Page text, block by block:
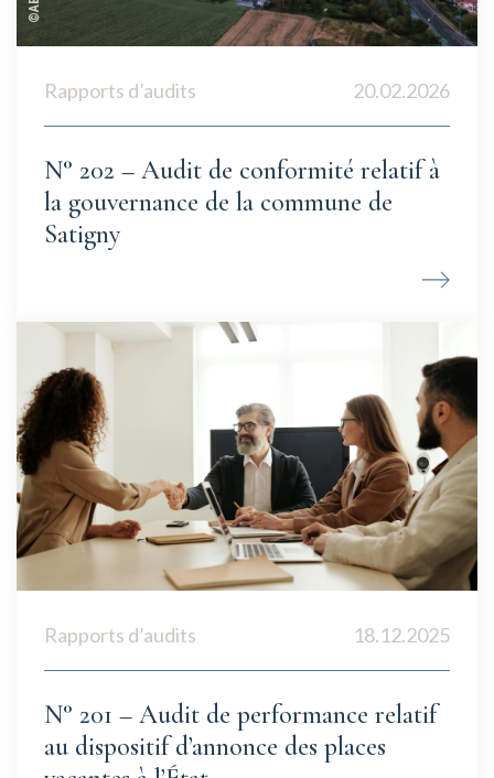
Rapports d’audits 20.02.2026
N° 202 – Audit de conformité relatif à
la gouvernance de la commune de
Satigny
Rapports d’audits 18.12.2025
N° 201 – Audit de performance relatif
au dispositif d’annonce des places